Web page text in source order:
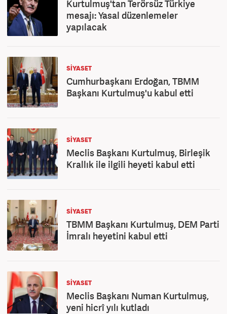
Kurtulmuş'tan Terörsüz Türkiye
mesajı: Yasal düzenlemeler
yapılacak
SİYASET
Cumhurbaşkanı Erdoğan, TBMM
Başkanı Kurtulmuş'u kabul etti
SİYASET
Meclis Başkanı Kurtulmuş, Birleşik
Krallık ile ilgili heyeti kabul etti
SİYASET
TBMM Başkanı Kurtulmuş, DEM Parti
İmralı heyetini kabul etti
SİYASET
Meclis Başkanı Numan Kurtulmuş,
yeni hicrî yılı kutladı